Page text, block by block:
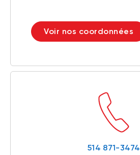
Voir nos coordonnées
514 871-3474